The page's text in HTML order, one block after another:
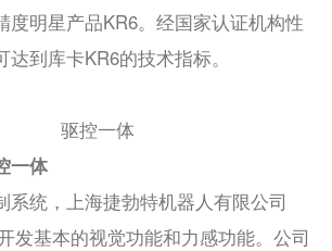
度明星产品KR6。经国家认证机构性
到库卡KR6的技术指标。
体
统，上海捷勃特机器人有限公司
发基本的视觉功能和力感功能。公司